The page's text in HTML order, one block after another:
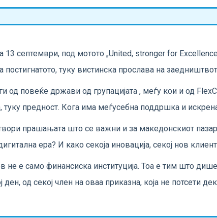
13 септември, под мотото „United, stronger for
туку вистинска прослава на
од повеќе држави од групацијата , меѓу кои и од
туку предност. Кога има меѓусебна поддршка и
прашањата што се важни и за македонскиот
ера? И како секоја иновација, секој нов
не е само финансиска институција. Тоа е тим што
ден, од секој член на оваа приказна, која не потсети